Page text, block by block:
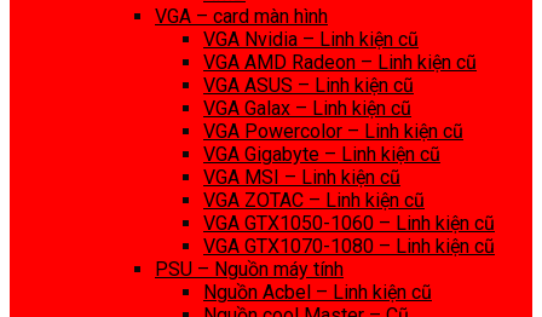
VGA – card màn hình
VGA Nvidia – Linh kiện cũ
VGA AMD Radeon – Linh kiện cũ
VGA ASUS – Linh kiện cũ
VGA Galax – Linh kiện cũ
VGA Powercolor – Linh kiện cũ
VGA Gigabyte – Linh kiện cũ
VGA MSI – Linh kiện cũ
VGA ZOTAC – Linh kiện cũ
VGA GTX1050-1060 – Linh kiện cũ
VGA GTX1070-1080 – Linh kiện cũ
PSU – Nguồn máy tính
Nguồn Acbel – Linh kiện cũ